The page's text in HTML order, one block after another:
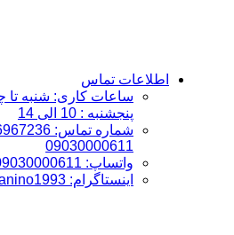
اطلاعات تماس
پنجشنبه : 10 الی 14
09030000611
واتساپ: 09030000611
اینستاگرام: banino1993